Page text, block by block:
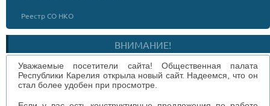
Реестр СО НКО
ВНИМАНИЕ!
Уважаемые посетители сайта! Общественная палата
Республики Карелия открыла новый сайт. Надеемся, что он
стал более удобен при просмотре.